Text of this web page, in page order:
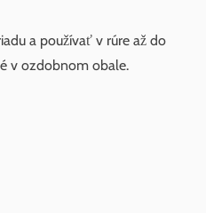
a používať v rúre až do
v ozdobnom obale.